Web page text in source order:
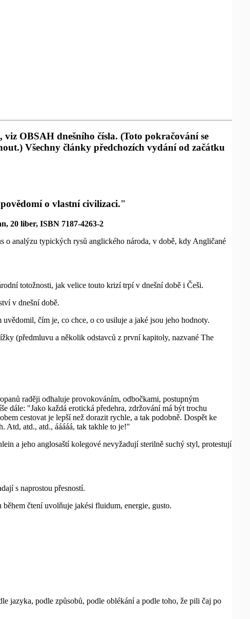
OBSAH dnešního čísla. (Toto pokračování se
Všechny články předchozích vydání od začátku
povědomí o vlastní civilizaci."
20 liber, ISBN 7187-4263-2
o analýzu typických rysů anglického národa, v době, kdy Angličané
totožnosti, jak velice touto krizí trpí v dnešní době i Češi.
v dnešní době.
čím je, co chce, o co usiluje a jaké jsou jeho hodnoty.
(předmluvu a několik odstavců z první kapitoly, nazvané The
raději odhaluje provokováním, odbočkami, postupným
dále: "Jako každá erotická předehra, zdržování má být trochu
cestovat je lepší než dorazit rychle, a tak podobně. Dospět ke
Atd, atd., atd., ááááá, tak takhle to je!"
a jeho anglosaští kolegové nevyžadují sterilně suchý styl, protestují
s naprostou přesností.
čtení uvolňuje jakési fluidum, energie, gusto.
jazyka, podle způsobů, podle oblékání a podle toho, že pili čaj po